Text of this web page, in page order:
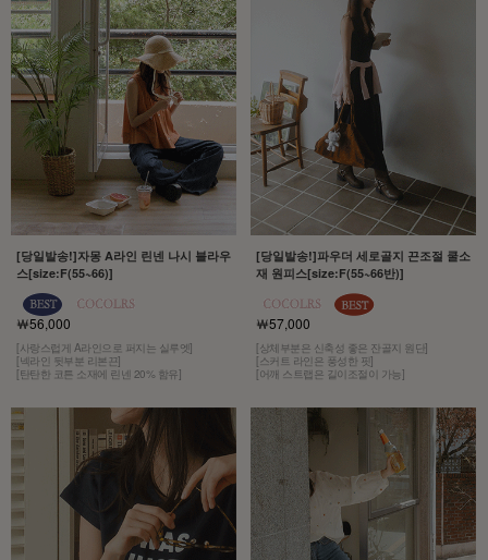
[당일발송!]자몽 A라인 린넨 나시 블라우
스[size:F(55~66)]
￦56,000
[사랑스럽게 A라인으로 퍼지는 실루엣]
[넥라인 뒷부분 리본끈]
[탄탄한 코튼 소재에 린넨 20% 함유]
[당일발송!]파우더 세로골지 끈조절 쿨소
재 원피스[size:F(55~66반)]
￦57,000
[상체부분은 신축성 좋은 잔골지 원단]
[스커트 라인은 풍성한 핏]
[어깨 스트랩은 길이조절이 가능]